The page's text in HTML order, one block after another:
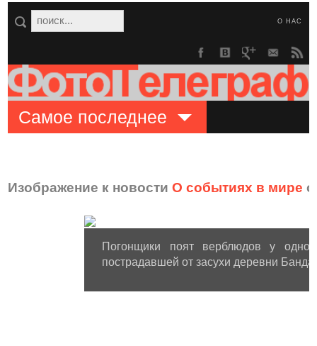
О НАС
Самое последнее
Изображение к новостиО событиях в мире
Погонщики поят верблюдов у
пострадавшей от засухи деревни